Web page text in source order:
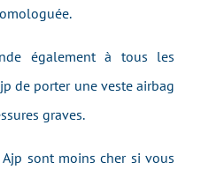
également à tous les
de porter une veste airbag
graves.
Ajp sont moins cher si vous